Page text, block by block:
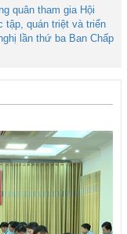
quân tham gia Hội
tập, quán triệt và triển
lần thứ ba Ban Chấp